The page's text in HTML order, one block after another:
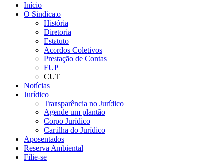
Início
O Sindicato
História
Diretoria
Estatuto
Acordos Coletivos
Prestação de Contas
FUP
CUT
Notícias
Jurídico
Transparência no Jurídico
Agende um plantão
Corpo Jurídico
Cartilha do Jurídico
Aposentados
Reserva Ambiental
Filie-se